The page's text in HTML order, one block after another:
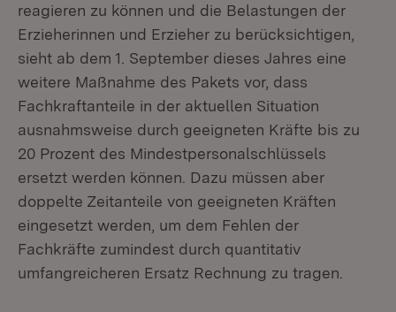
reagieren zu können und die Belastungen der
Erzieherinnen und Erzieher zu berücksichtigen,
sieht ab dem 1. September dieses Jahres eine
weitere Maßnahme des Pakets vor, dass
Fachkraftanteile in der aktuellen Situation
ausnahmsweise durch geeigneten Kräfte bis zu
20 Prozent des Mindestpersonalschlüssels
ersetzt werden können. Dazu müssen aber
doppelte Zeitanteile von geeigneten Kräften
eingesetzt werden, um dem Fehlen der
Fachkräfte zumindest durch quantitativ
umfangreicheren Ersatz Rechnung zu tragen.